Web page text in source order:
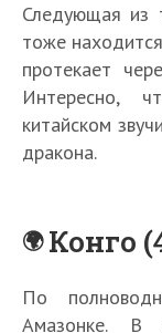
Следующая из
тоже
протекает
Интересно,
китайском
дракона.
Конго
По
Амазонке. В